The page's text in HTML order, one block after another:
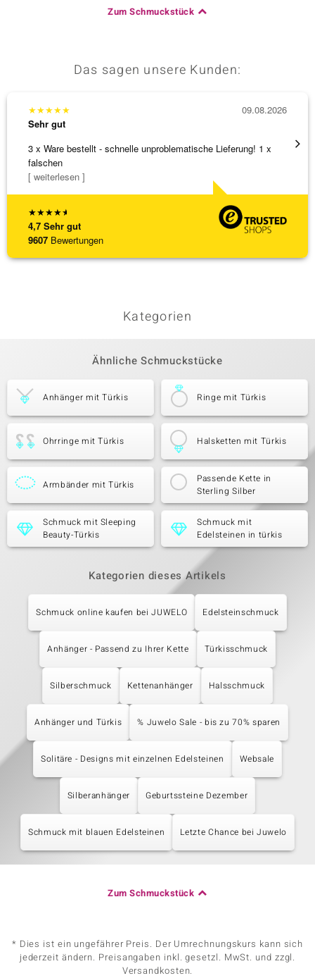
Zum Schmuckstück
Das sagen unsere Kunden:
★★★★★
4,7 Sehr gut
9607 Bewertungen
★★★★★
Sehr gut
3 x Ware bestellt - schnelle unproblematische Lieferung! 1 x
falschen
[ weiterlesen ]
09.08.2026
Sehr
Kategorien
Ähnliche Schmuckstücke
Anhänger mit Türkis Ringe mit Türkis
Ohrringe mit Türkis Halsketten mit Türkis
Armbänder mit Türkis
Passende Kette in
Sterling Silber
Schmuck mit Sleeping
Beauty-Türkis
Schmuck mit
Edelsteinen in türkis
Kategorien dieses Artikels
Schmuck online kaufen bei JUWELO Edelsteinschmuck
Anhänger - Passend zu Ihrer Kette Türkisschmuck
Silberschmuck Kettenanhänger Halsschmuck
Anhänger und Türkis % Juwelo Sale - bis zu 70% sparen
Solitäre - Designs mit einzelnen Edelsteinen Websale
Silberanhänger Geburtssteine Dezember
Schmuck mit blauen Edelsteinen Letzte Chance bei Juwelo
Zum Schmuckstück
* Dies ist ein ungefährer Preis. Der Umrechnungskurs kann sich
jederzeit ändern. Preisangaben inkl. gesetzl. MwSt. und zzgl.
Versandkosten.